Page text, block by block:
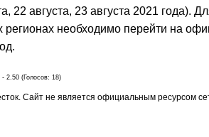
22 августа, 23 августа 2021 года).
регионах необходимо перейти на
- 2.50 (Голосов: 18)
Сайт не является официальным ресурсом